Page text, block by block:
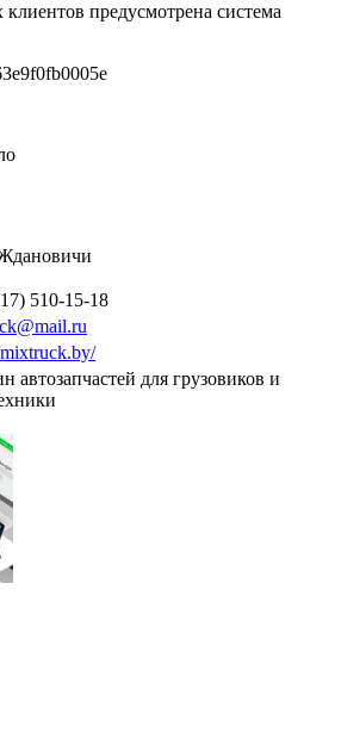
предусмотрена система
510-15-18
автозапчастей для грузовиков и